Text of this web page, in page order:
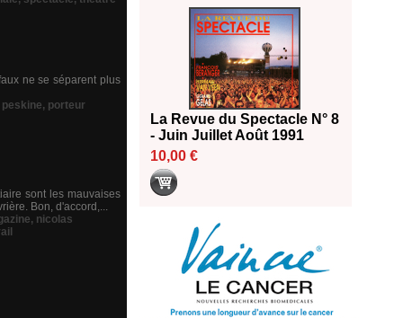
ne se séparent plus
peskine, porteur
sont les mauvaises
Bon, d'accord,...
, nicolas
La Revue du Spectacle N° 8
- Juin Juillet Août 1991
10,00 €